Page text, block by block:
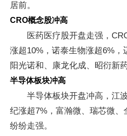
居前。
CRO概念股冲高
医药医疗股开盘走强，
涨超10%，诺泰生物涨超6%，
阳光诺和、康龙化成、昭衍新药
半导体板块冲高
半导体板块开盘冲高，江
纪涨超7%，富瀚微、瑞芯微
纷纷走强。